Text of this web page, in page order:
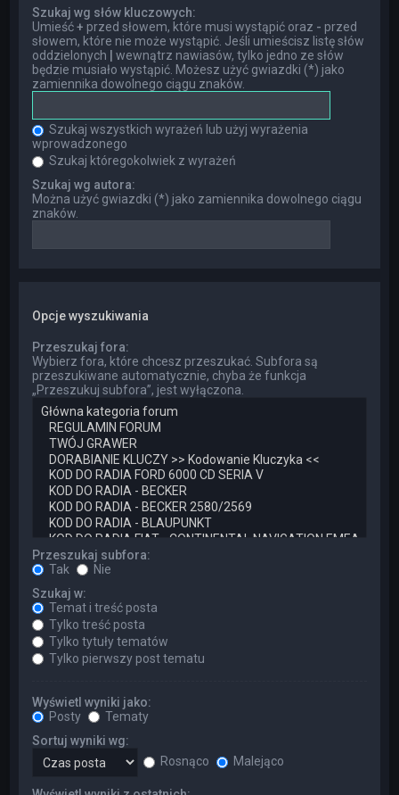
Szukaj wg słów kluczowych:
Umieść+ przed słowem, które musi wystąpić oraz - przed
słowem, które nie może wystąpić. Jeśli umieścisz listę słów
oddzielonych
wewnątrz nawiasów, tylko jedno ze słów
będzie musiało wystąpić. Możesz użyć gwiazdki (*) jako
zamiennika dowolnego ciągu znaków.
Szukaj wszystkich wyrażeń lub użyj wyrażenia
wprowadzonego
Szukaj któregokolwiek z wyrażeń
Szukaj wg autora:
Można użyć gwiazdki (*) jako zamiennika dowolnego ciągu
znaków.
Opcje wyszukiwania
Przeszukaj fora:
Wybierz fora, które chcesz przeszukać. Subfora są
przeszukiwane automatycznie, chyba że funkcja
„Przeszukuj subfora”, jest wyłączona.
Przeszukaj subfora:
Tak
Nie
Szukaj w:
Temat i treść posta
Tylko treść posta
Tylko tytuły tematów
Tylko pierwszy post tematu
Wyświetl wyniki jako:
Posty
Tematy
Sortuj wyniki wg:
Rosnąco
Malejąco